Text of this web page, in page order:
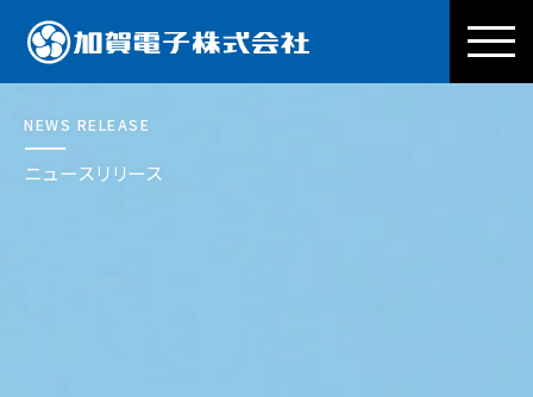
ニュースリリース
NEWS RELEASE